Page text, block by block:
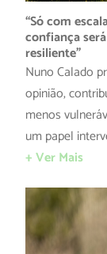
“Só com
confiança
resiliente”
Nuno Calado
opinião,
menos
um papel
+ Ver Mais